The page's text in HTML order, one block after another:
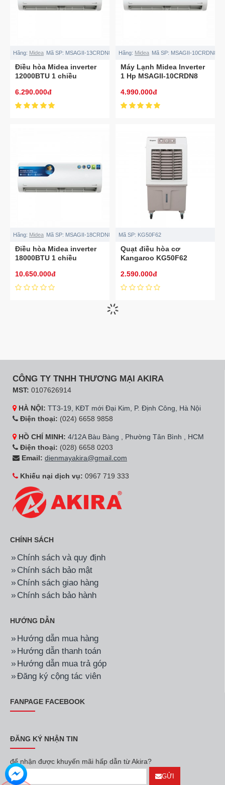
Hãng: Midea Mã SP: MSAGII-13CRDN8
Điều hòa Midea inverter
12000BTU 1 chiều
6.290.000đ
Hãng: Midea Mã SP: MSAGII-10CRDN8
Máy Lạnh Midea Inverter
1 Hp MSAGII-10CRDN8
4.990.000đ
Hãng: Midea Mã SP: MSAGII-18CRDN8
Điều hòa Midea inverter
18000BTU 1 chiều
10.650.000đ
Mã SP: KG50F62
Quạt điều hòa cơ
Kangaroo KG50F62
2.590.000đ
Hãng: Sunhouse Mã SP: SHD7757
Quạt điều hòa Sunhouse
SHD7757
3.890.000đ
Sunhouse SHD7776
3.990.000đ
Hãng: Sunhouse Mã SP: SHD7744
Sunhouse SHD7744
2.290.000đ
Hãng: Mã SP: TAC-10CSD/TPG21